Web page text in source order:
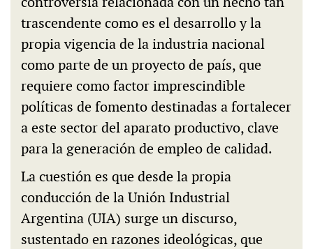
trascendente como es el desarrollo y la
propia vigencia de la industria nacional
como parte de un proyecto de país, que
requiere como factor imprescindible
políticas de fomento destinadas a fortalecer
a este sector del aparato productivo, clave
para la generación de empleo de calidad.
La cuestión es que desde la propia
conducción de la Unión Industrial
Argentina (UIA) surge un discurso,
sustentado en razones ideológicas, que